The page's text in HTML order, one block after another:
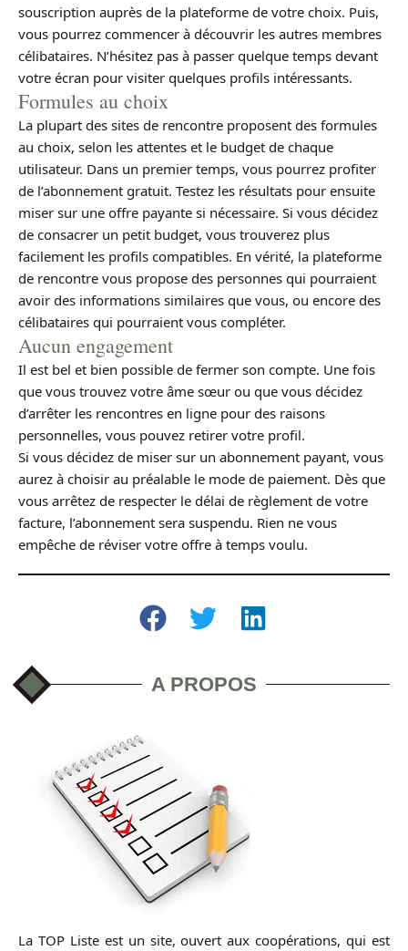
souscription auprès de la plateforme de votre choix. Puis,
vous pourrez commencer à découvrir les autres membres
célibataires. N’hésitez pas à passer quelque temps devant
votre écran pour visiter quelques profils intéressants.
Formules au choix
La plupart des sites de rencontre proposent des formules
au choix, selon les attentes et le budget de chaque
utilisateur. Dans un premier temps, vous pourrez profiter
de l’abonnement gratuit. Testez les résultats pour ensuite
miser sur une offre payante si nécessaire. Si vous décidez
de consacrer un petit budget, vous trouverez plus
facilement les profils compatibles. En vérité, la plateforme
de rencontre vous propose des personnes qui pourraient
avoir des informations similaires que vous, ou encore des
célibataires qui pourraient vous compléter.
Aucun engagement
Il est bel et bien possible de fermer son compte. Une fois
que vous trouvez votre âme sœur ou que vous décidez
d’arrêter les rencontres en ligne pour des raisons
personnelles, vous pouvez retirer votre profil.
Si vous décidez de miser sur un abonnement payant, vous
aurez à choisir au préalable le mode de paiement. Dès que
vous arrêtez de respecter le délai de règlement de votre
facture, l’abonnement sera suspendu. Rien ne vous
empêche de réviser votre offre à temps voulu.
A PROPOS
La TOP Liste est un site, ouvert aux coopérations, qui est